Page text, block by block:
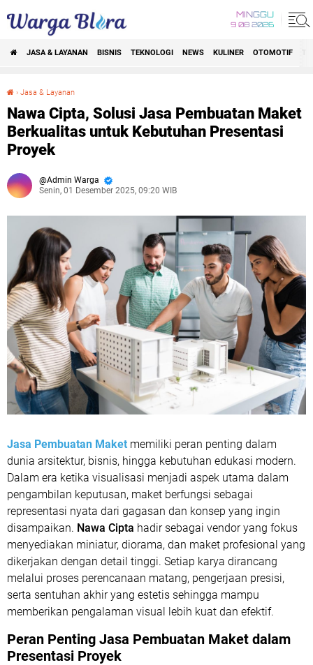
MINGGU
9 08 2026
JASA & LAYANAN BISNIS TEKNOLOGI NEWS KULINER OTOMOTIF
› Jasa & Layanan
Nawa Cipta, Solusi Jasa Pembuatan Maket
Berkualitas untuk Kebutuhan Presentasi
Proyek
Admin Warga
Senin, 01 Desember 2025, 09:20 WIB
Jasa Pembuatan Maket memiliki peran penting dalam
dunia arsitektur, bisnis, hingga kebutuhan edukasi modern.
Dalam era ketika visualisasi menjadi aspek utama dalam
pengambilan keputusan, maket berfungsi sebagai
representasi nyata dari gagasan dan konsep yang ingin
disampaikan. Nawa Cipta hadir sebagai vendor yang fokus
menyediakan miniatur, diorama, dan maket profesional yang
dikerjakan dengan detail tinggi. Setiap karya dirancang
melalui proses perencanaan matang, pengerjaan presisi,
serta sentuhan akhir yang estetis sehingga mampu
memberikan pengalaman visual lebih kuat dan efektif.
Peran Penting Jasa Pembuatan Maket dalam
Presentasi Proyek